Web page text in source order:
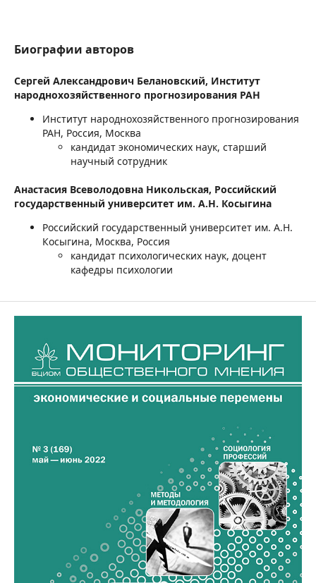
Биографии авторов
Сергей Александрович Белановский, Институт
народнохозяйственного прогнозирования РАН
Институт народнохозяйственного прогнозирования
РАН, Россия, Москва
кандидат экономических наук, старший
научный сотрудник
Анастасия Всеволодовна Никольская, Российский
государственный университет им. А.Н. Косыгина
Российский государственный университет им. А.Н.
Косыгина, Москва, Россия
кандидат психологических наук, доцент
кафедры психологии